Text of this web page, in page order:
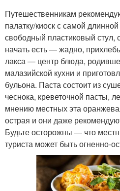
Путешественникам
палатку/киоск с самой
свободный пластиковый стул,
начать есть — жадно,
лакса — центр блюда,
малазийской кухни и
бульона. Паста состоит из
чеснока, креветочной пасты,
мнению местных эта
острая и они даже
Будьте осторожны — что
туриста может быть огненно-